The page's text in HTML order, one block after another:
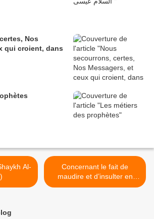
Nos
qui croient, dans
Concernant le fait de
maudire et d’insulter en
accomplissant le hadj et les